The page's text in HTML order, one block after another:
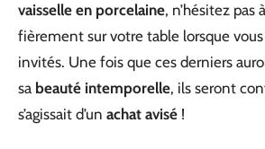
vaisselle en porcelaine, n’hésitez pas
fièrement sur votre table lorsque
invités. Une fois que ces derniers
sa beauté intemporelle, ils seront
s’agissait d’un achat avisé !